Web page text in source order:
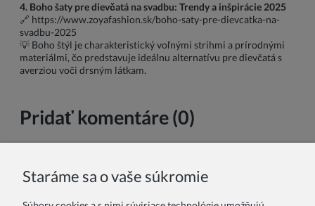
4. Boho šaty pre dievčatá na svadbu: Trendy a inšpirácie 2025
🔗 https://www.zoyafashion.sk/boho-saty-pre-dievcatka-na-
svadbu-2025
💡 Boho štýl je charakteristický voľnými strihmi a prírodnými
materiálmi, čo predstavuje ideálnu alternatívu pre dievčatá s
averziou voči drsným látkam.
Pridať komentáre (0)
Staráme sa o vaše súkromie